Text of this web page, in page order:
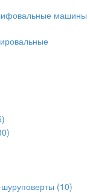
машины
(10)